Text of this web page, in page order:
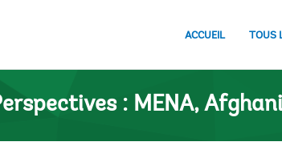
ACCUEIL TOUS
: MENA,